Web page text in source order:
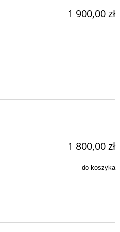
1 900,00 zł
1 800,00 zł
do koszyka